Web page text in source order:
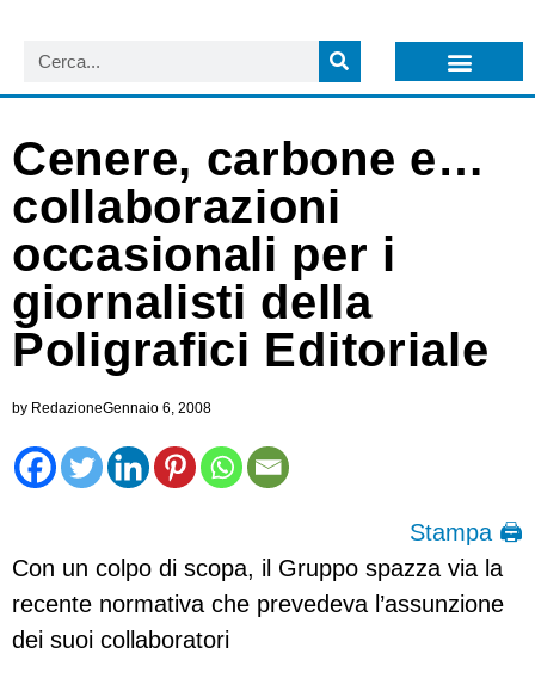
Cenere, carbone e…
collaborazioni
occasionali per i
giornalisti della
Poligrafici Editoriale
by RedazioneGennaio 6, 2008
Stampa 🖨
Con un colpo di scopa, il Gruppo spazza via la
recente normativa che prevedeva l’assunzione
dei suoi collaboratori